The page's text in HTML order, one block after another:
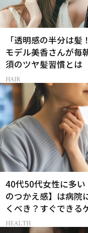
「透明感の半分は髪
モデル美香さんが毎
須のツヤ髪習慣とは
HAIR
40代50代女性に多い
のつかえ感】は病院
くべき？すぐできる
選も！
HEALTH